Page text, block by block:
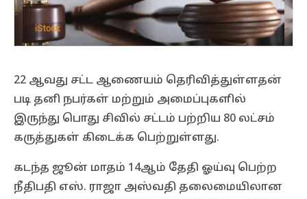
22 ஆவது சட்ட ஆணையம் தெரிவித்துள்ளதன்
படி தனி நபர்கள் மற்றும் அமைப்புகளில்
இருந்து பொது சிவில் சட்டம் பற்றிய 80 லட்சம்
கருத்துகள் கிடைக்க பெற்றுள்ளது.
கடந்த ஜூன் மாதம் 14ஆம் தேதி ஓய்வு பெற்ற
நீதிபதி எஸ். ராஜா அஸ்வதி தலைமையிலான